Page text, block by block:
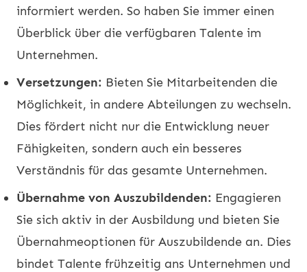
informiert werden. So haben Sie immer einen
Überblick über die verfügbaren Talente im
Unternehmen.
Versetzungen: Bieten Sie Mitarbeitenden die
Möglichkeit, in andere Abteilungen zu wechseln.
Dies fördert nicht nur die Entwicklung neuer
Fähigkeiten, sondern auch ein besseres
Verständnis für das gesamte Unternehmen.
Übernahme von Auszubildenden: Engagieren
Sie sich aktiv in der Ausbildung und bieten Sie
Übernahmeoptionen für Auszubildende an. Dies
bindet Talente frühzeitig ans Unternehmen und